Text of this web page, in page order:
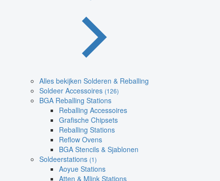
Alles bekijken Solderen & Reballing
Soldeer Accessoires (126)
BGA Reballing Stations
Reballing Accessoires
Grafische Chipsets
Reballing Stations
Reflow Ovens
BGA Stencils & Sjablonen
Soldeerstations (1)
Aoyue Stations
Atten & Mlink Stations